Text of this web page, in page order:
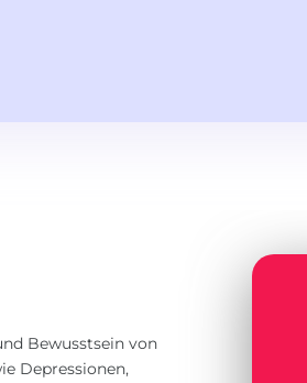
Bewusstsein von
Depressionen,